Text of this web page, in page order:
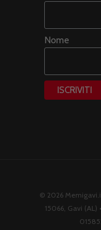
Nome
© 2026
15066, Gavi (AL)